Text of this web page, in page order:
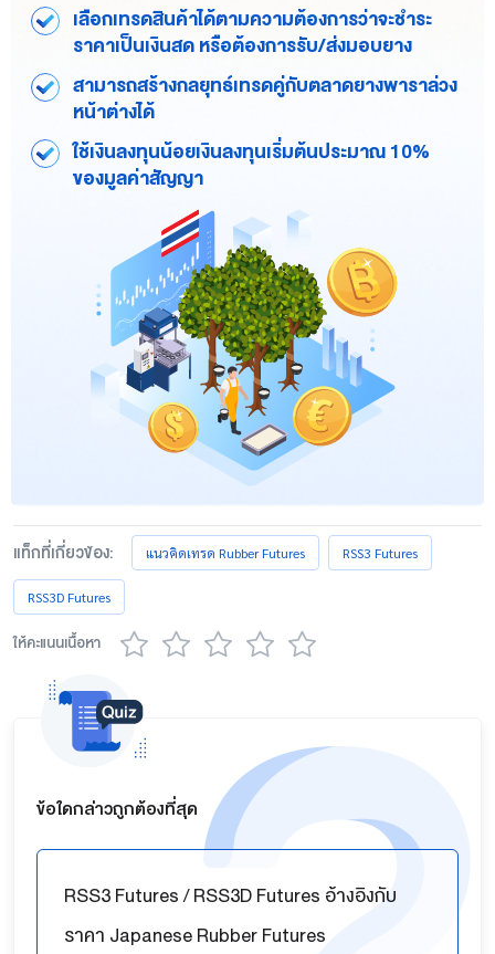
เลือกเทรดสินค้าได้ตามความต้องการว่าจะชำระ
ราคาเป็นเงินสด หรือต้องการรับ/ส่งมอบยาง
สามารถสร้างกลยุทธ์เทรดคู่กับตลาดยางพาราล่วง
หน้าต่างได้
ใช้เงินลงทุนน้อยเงินลงทุนเริ่มต้นประมาณ 10%
ของมูลค่าสัญญา
แท็กที่เกี่ยวข้อง: แนวคิดเทรด Rubber Futures RSS3 Futures
RSS3D Futures
ให้คะแนนเนื้อหา
ข้อใดกล่าวถูกต้องที่สุด
RSS3 Futures / RSS3D Futures อ้างอิงกับ
ราคา Japanese Rubber Futures